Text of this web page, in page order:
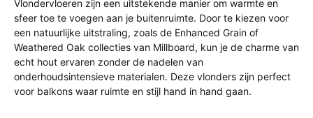
Vlondervloeren zijn een uitstekende manier om warmte en
sfeer toe te voegen aan je buitenruimte. Door te kiezen voor
een natuurlijke uitstraling, zoals de Enhanced Grain of
Weathered Oak collecties van Millboard, kun je de charme van
echt hout ervaren zonder de nadelen van
onderhoudsintensieve materialen. Deze vlonders zijn perfect
voor balkons waar ruimte en stijl hand in hand gaan.